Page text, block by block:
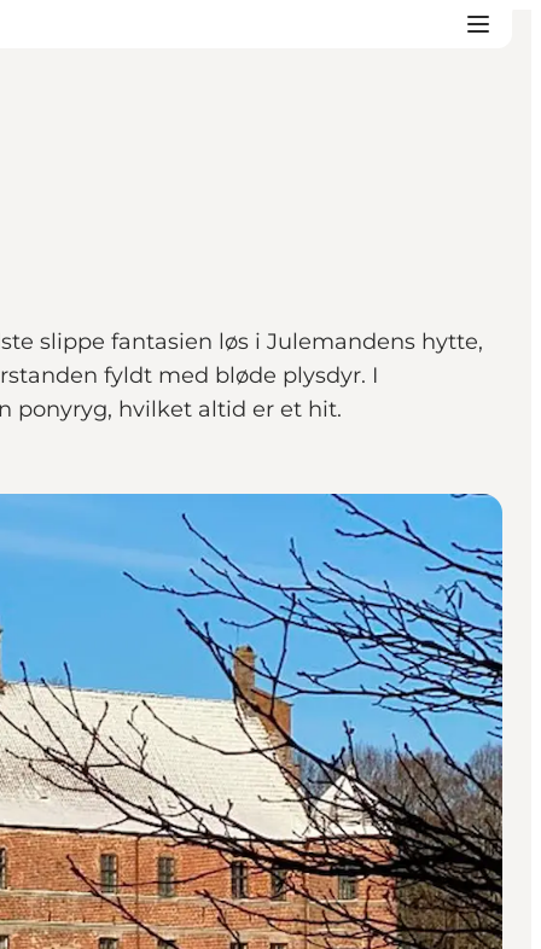
slippe fantasien løs i Julemandens hytte,
fyldt med bløde plysdyr. I
ponyryg, hvilket altid er et hit.